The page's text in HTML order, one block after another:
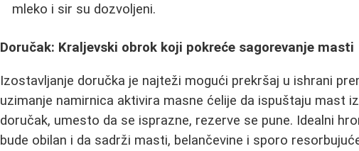
mleko i sir su dozvoljeni.
Doručak: Kraljevski obrok koji pokreće sagorevanje masti
Izostavljanje doručka je najteži mogući prekršaj u ishrani
uzimanje namirnica aktivira masne ćelije da ispuštaju mast
doručak, umesto da se isprazne, rezerve se pune. Idealni
bude obilan i da sadrži masti, belančevine i sporo